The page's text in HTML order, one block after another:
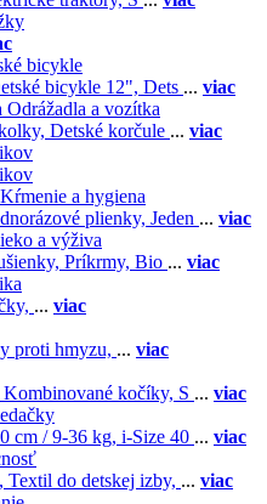
bicykle
bicykle 12", Dets ... viac
Odrážadla a vozítka
Detské korčule ... viac
Kŕmenie a hygiena
plienky, Jeden ... viac
a výživa
Príkrmy, Bio ... viac
... viac
proti hmyzu, ... viac
Kombinované kočíky, S ... viac
cm / 9-36 kg, i-Size 40 ... viac
Textil do detskej izby, ... viac